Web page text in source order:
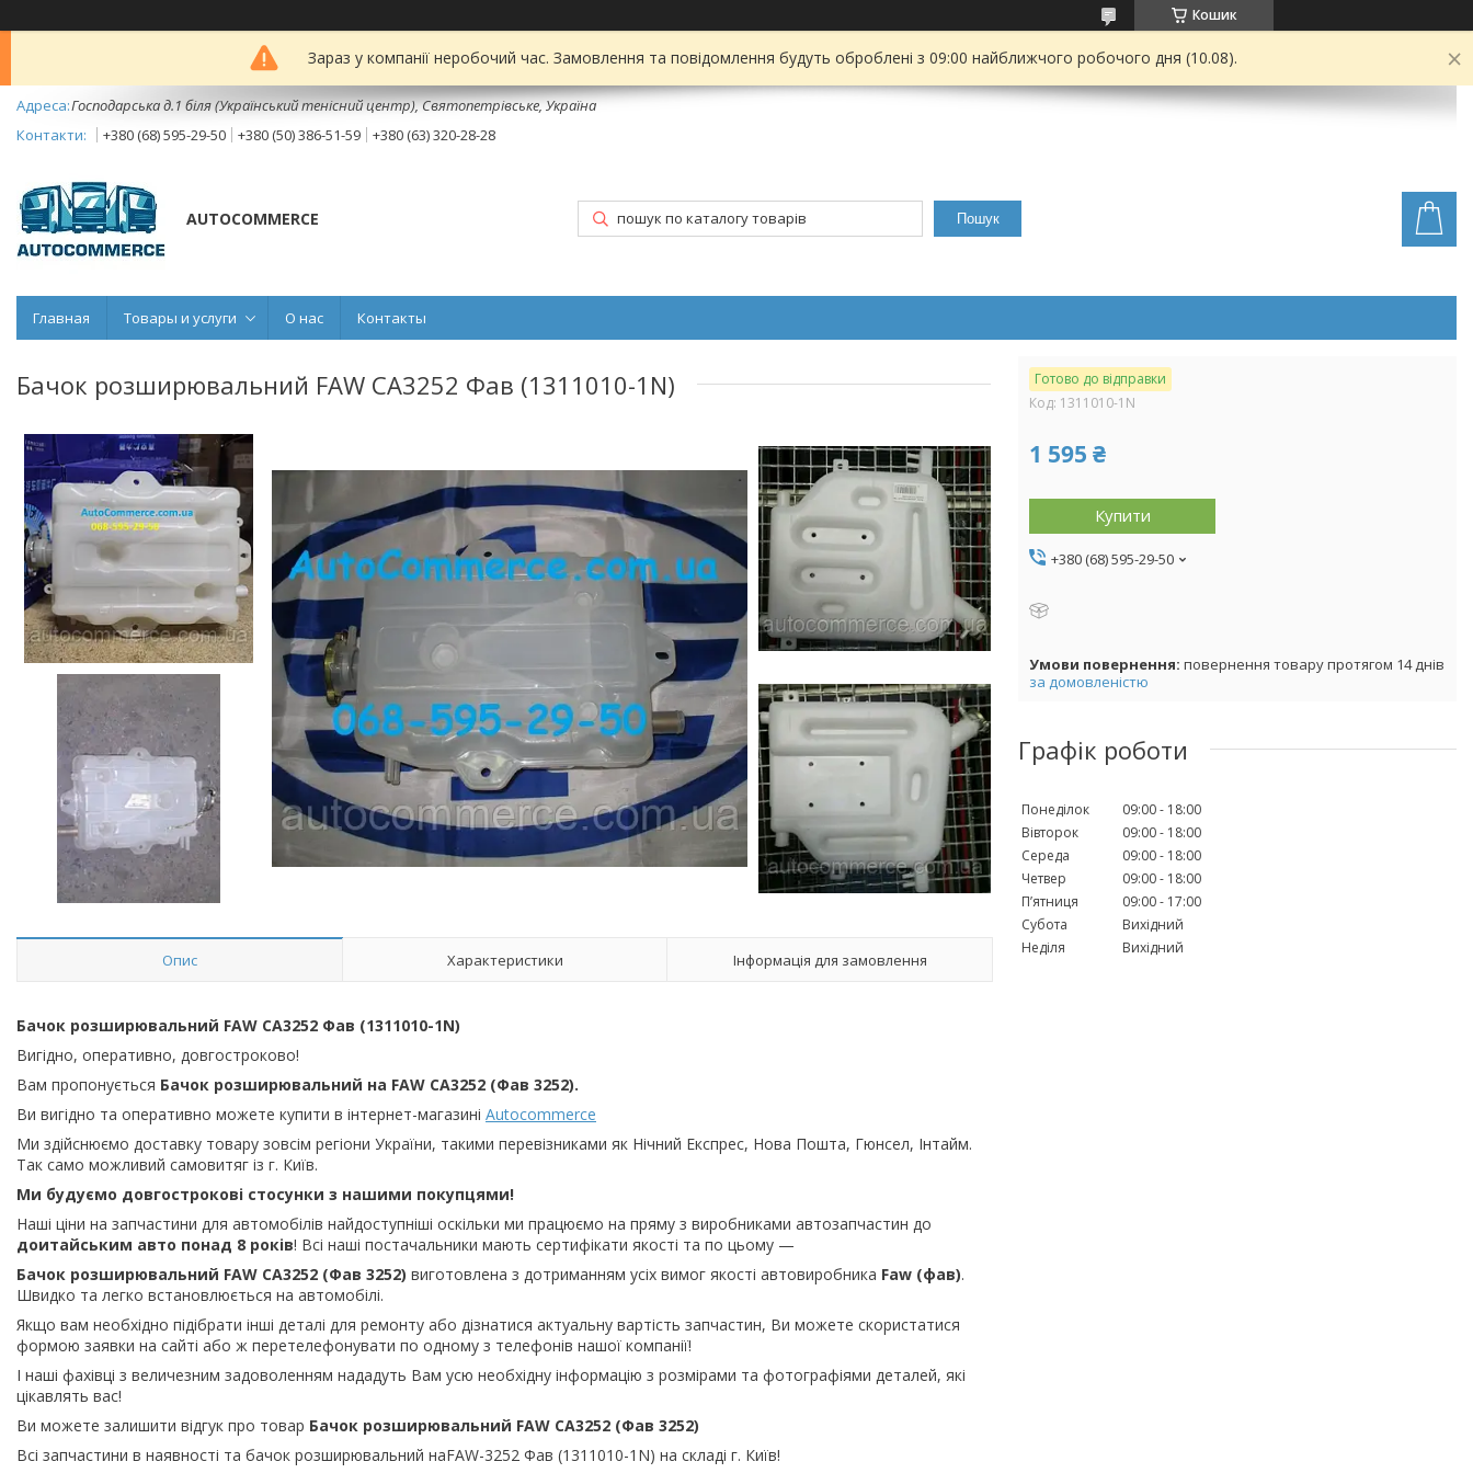
Кошик
Зараз у компанії неробочий час. Замовлення та повідомлення будуть оброблені з 09:00 найближчого робочого дня (10.08).
Господарська д.1 біля (Український тенісний центр), Святопетрівське, Україна
+380 (68) 595-29-50
+380 (50) 386-51-59 +380 (63) 320-28-28
AUTOCOMMERCE Пошук
Главная Товары и услуги О нас Контакты
Бачок розширювальний FAW СА3252 Фав (1311010-1N)
Опис Характеристики Інформація для замовлення
Бачок розширювальний FAW СА3252 Фав (1311010-1N)
Вигідно, оперативно, довгостроково!
Вам пропонується Бачок розширювальний на FAW СА3252 (Фав 3252).
Ви вигідно та оперативно можете купити в інтернет-магазині Autocommerce
Ми здійснюємо доставку товару зовсім регіони України, такими перевізниками як Нічний Експрес, Нова Пошта, Гюнсел, Інтайм.
Так само можливий самовитяг із г. Київ.
Ми будуємо довгострокові стосунки з нашими покупцями!
Наші ціни на запчастини для автомобілів найдоступніші оскільки ми працюємо на пряму з виробниками автозапчастин до
доитайським авто понад 8 років! Всі наші постачальники мають сертифікати якості та по цьому —
Бачок розширювальний FAW СА3252 (Фав 3252) виготовлена з дотриманням усіх вимог якості автовиробника Faw (фав).
Швидко та легко встановлюється на автомобілі.
Якщо вам необхідно підібрати інші деталі для ремонту або дізнатися актуальну вартість запчастин, Ви можете скористатися
формою заявки на сайті або ж перетелефонувати по одному з телефонів нашої компанії!
І наші фахівці з величезним задоволенням нададуть Вам усю необхідну інформацію з розмірами та фотографіями деталей, які
цікавлять вас!
Ви можете залишити відгук про товар Бачок розширювальний FAW СА3252 (Фав 3252)
Всі запчастини в наявності та бачок розширювальний наFAW-3252 Фав (1311010-1N) на складі г. Київ!
Готово до відправки
Код: 1311010-1N
1 595 ₴
Купити
+380 (68) 595-29-50
повернення товару протягом 14 днів
за домовленістю
Графік роботи
Понеділок 09:00
18:00
Вівторок
09:00
18:00
Середа
09:00
18:00
Четвер
09:00
18:00
Пʼятниця
09:00
17:00
Субота
Вихідний
Неділя
Вихідний